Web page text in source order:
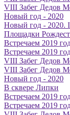
VIII Забег Дедов
Новый год - 2020
Новый год - 2020.
Площадки
Встречаем 2019
Встречаем 2019
VIII Забег Дедов
VIII Забег Дедов
Новый год - 2020
В сквере Липки
Встречаем 2019
Встречаем 2019